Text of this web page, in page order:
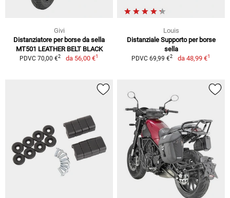
Givi
Distanziatore per borse da sella
MT501 LEATHER BELT BLACK
PDVC 70,00 €2 da 56,00 €1
Louis
Distanziale Supporto per borse
sella
PDVC 69,99 €2 da 48,99 €1